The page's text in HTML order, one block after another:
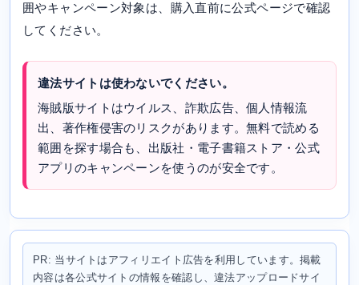
囲やキャンペーン対象は、購入直前に公式ページで確認
してください。
違法サイトは使わないでください。
海賊版サイトはウイルス、詐欺広告、個人情報流
出、著作権侵害のリスクがあります。無料で読める
範囲を探す場合も、出版社・電子書籍ストア・公式
アプリのキャンペーンを使うのが安全です。
PR: 当サイトはアフィリエイト広告を利用しています。掲載
内容は各公式サイトの情報を確認し、違法アップロードサイ